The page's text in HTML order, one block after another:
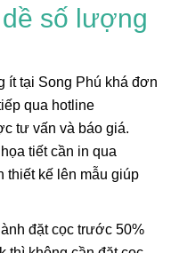
số lượng
ít tại Song Phú khá đơn
qua hotline
tư vấn và báo giá.
tiết cần in qua
thiết kế lên mẫu giúp
đặt cọc trước 50%